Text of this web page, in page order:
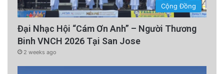
Cộng Đồng
Đại Nhạc Hội “Cám Ơn Anh” – Người Thương
Binh VNCH 2026 Tại San Jose
2 weeks ago